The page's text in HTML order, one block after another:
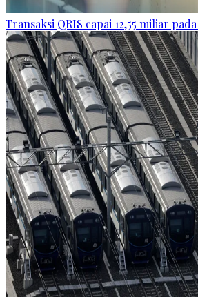
Transaksi QRIS capai 12,55 miliar